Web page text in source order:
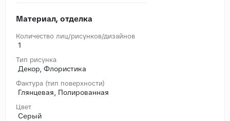
Материал, отделка
Количество лиц/рисунков/дизайнов
1
Тип рисунка
Декор, Флористика
Фактура (тип поверхности)
Глянцевая, Полированная
Цвет
Серый